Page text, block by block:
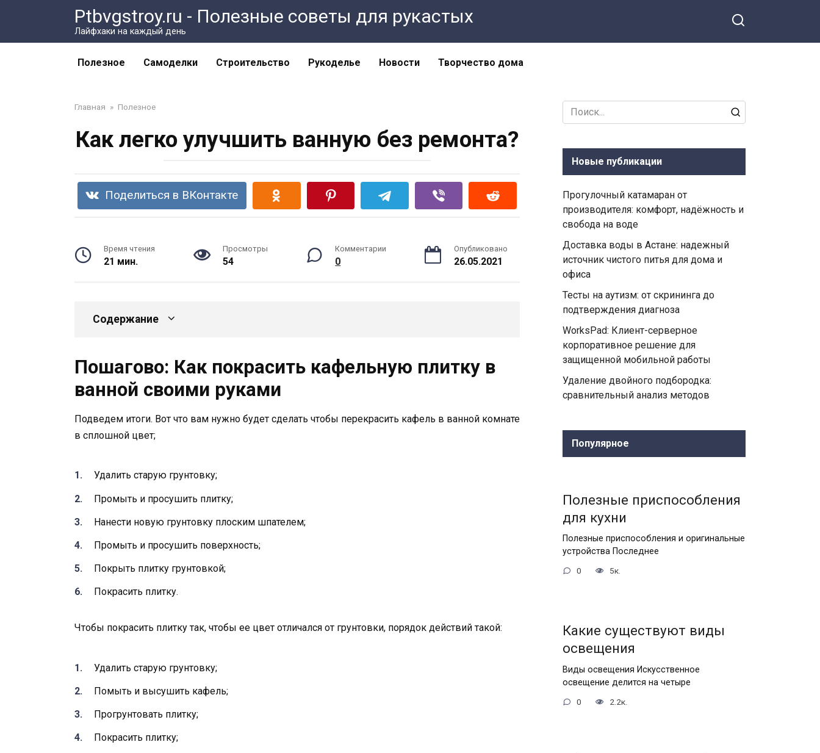
Ptbvgstroy.ru - Полезные советы для рукастых
Лайфхаки на каждый день
Полезное Самоделки Строительство Рукоделье Новости Творчество дома
Главная » Полезное
Как легко улучшить ванную без ремонта?
Поделиться в ВКонтакте
Время чтения
21 мин.
Просмотры
54
Комментарии
0
Опубликовано
26.05.2021
Содержание
Пошагово: Как покрасить кафельную плитку в
ванной своими руками
Подведем итоги. Вот что вам нужно будет сделать чтобы перекрасить кафель в ванной комнате
в сплошной цвет;
Удалить старую грунтовку;
Промыть и просушить плитку;
Нанести новую грунтовку плоским шпателем;
Промыть и просушить поверхность;
Покрыть плитку грунтовкой;
Покрасить плитку.
Чтобы покрасить плитку так, чтобы ее цвет отличался от грунтовки, порядок действий такой:
Удалить старую грунтовку;
Помыть и высушить кафель;
Прогрунтовать плитку;
Покрасить плитку;
Search
for:
Новые публикации
Прогулочный катамаран от
производителя: комфорт, надёжность и
свобода на воде
Доставка воды в Астане: надежный
источник чистого питья для дома и
офиса
Тесты на аутизм: от скрининга до
подтверждения диагноза
WorksPad: Клиент-серверное
корпоративное решение для
защищенной мобильной работы
Удаление двойного подбородка:
сравнительный анализ методов
Популярное
Полезные приспособления
для кухни
Полезные приспособления и оригинальные
устройства Последнее
0 5к.
Какие существуют виды
освещения
Виды освещения Искусственное
освещение делится на четыре
0 2.2к.